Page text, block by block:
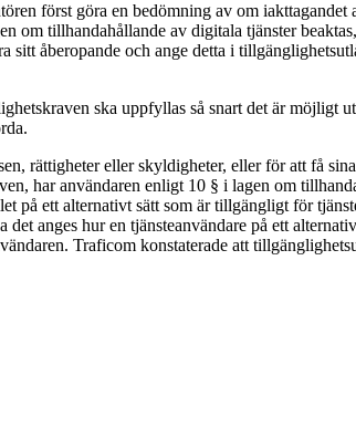
först göra en bedömning av om
om tillhandahållande av digitala tjänster
åberopande och ange detta i
ska uppfyllas så snart det är möjligt
rättigheter eller skyldigheter, eller för att få
har användaren enligt 10 § i lagen om
ett alternativt sätt som är tillgängligt för
anges hur en tjänsteanvändare på ett
Traficom konstaterade att